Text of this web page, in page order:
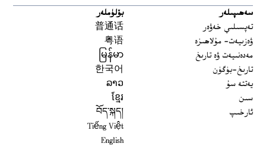
سەھىپىلەر
تەپسىلىي خەۋەر
ۋەزىيەت- مۇلاھىزە
مەدەنىيەت ۋە تارىخ
تارىخ-بۈگۈن
يەتتە سۇ
سىن
ئارخىپ
بۆلۈملەر
普通话
粤语
မြန်မာ
한국어
ລາວ
ខ្មែរ
བོད་སྐད།
Tiếng Việt
English